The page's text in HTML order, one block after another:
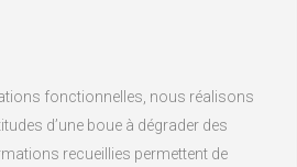
fonctionnelles, nous réalisons
d’une boue à dégrader des
recueillies permettent de